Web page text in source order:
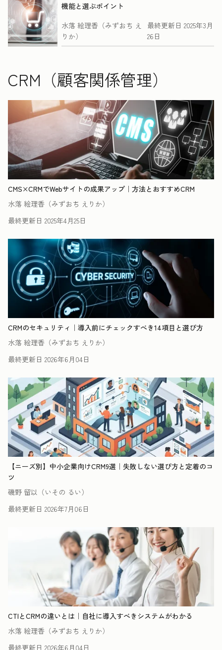
機能と選ぶポイント
水落 絵理香（みずおち え
りか）
最終更新日 2025年3月
26日
CRM（顧客関係管理）
CMS×CRMでWebサイトの成果アップ｜方法とおすすめCRM
水落 絵理香（みずおち えりか）
最終更新日 2025年4月25日
CRMのセキュリティ｜導入前にチェックすべき14項目と選び方
水落 絵理香（みずおち えりか）
最終更新日 2026年6月04日
【ニーズ別】中小企業向けCRM9選｜失敗しない選び方と定着のコ
ツ
磯野 留以（いその るい）
最終更新日 2026年7月06日
CTIとCRMの違いとは｜自社に導入すべきシステムがわかる
水落 絵理香（みずおち えりか）
最終更新日 2026年6月04日